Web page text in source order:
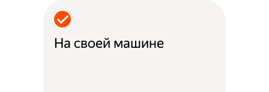
На своей машине